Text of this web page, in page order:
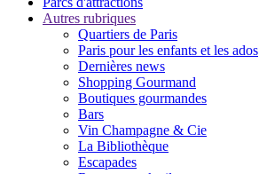
Autres rubriques
Quartiers de Paris
Paris pour les enfants et les ados
Dernières news
Shopping Gourmand
Boutiques gourmandes
Bars
Vin Champagne & Cie
La Bibliothèque
Escapades